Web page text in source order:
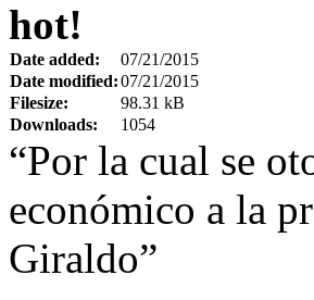
hot!
Date added:
07/21/2015
Date modified:07/21/2015
Filesize:
98.31 kB
Downloads:
1054
“Por la cual se
económico a la
Giraldo”